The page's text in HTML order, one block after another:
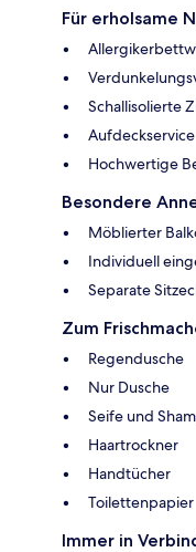
Für erholsame
Schallisolierte
Aufdeckservice
Hochwertige
Besondere
Möblierter
Individuell
Separate
Zum
Regendusche
Nur Dusche
Seife und
Haartrockner
Handtücher
Toilettenpapier
Immer in